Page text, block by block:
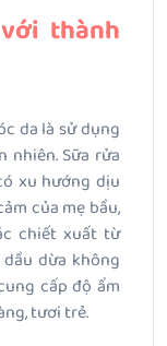
thành
da là sử dụng
Sữa rửa
xu hướng dịu
của mẹ bầu,
chiết xuất từ
dừa không
cấp độ ẩm
tươi trẻ.